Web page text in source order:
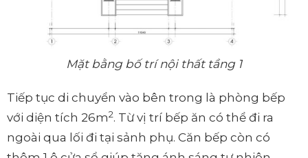
Mặt bằng bố trí nội thất tầng 1
Tiếp tục di chuyển vào bên trong là phòng bếp
với diện tích 26m2. Từ vị trí bếp ăn có thể đi ra
ngoài qua lối đi tại sảnh phụ. Căn bếp còn có